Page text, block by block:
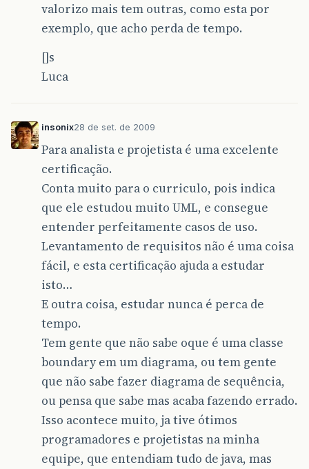
valorizo mais tem outras, como esta por
exemplo, que acho perda de tempo.
[]s
Luca
insonix28 de set. de 2009
Para analista e projetista é uma excelente
certificação.
Conta muito para o curriculo, pois indica
que ele estudou muito UML, e consegue
entender perfeitamente casos de uso.
Levantamento de requisitos não é uma coisa
fácil, e esta certificação ajuda a estudar
isto…
E outra coisa, estudar nunca é perca de
tempo.
Tem gente que não sabe oque é uma classe
boundary em um diagrama, ou tem gente
que não sabe fazer diagrama de sequência,
ou pensa que sabe mas acaba fazendo errado.
Isso acontece muito, ja tive ótimos
programadores e projetistas na minha
equipe, que entendiam tudo de java, mas